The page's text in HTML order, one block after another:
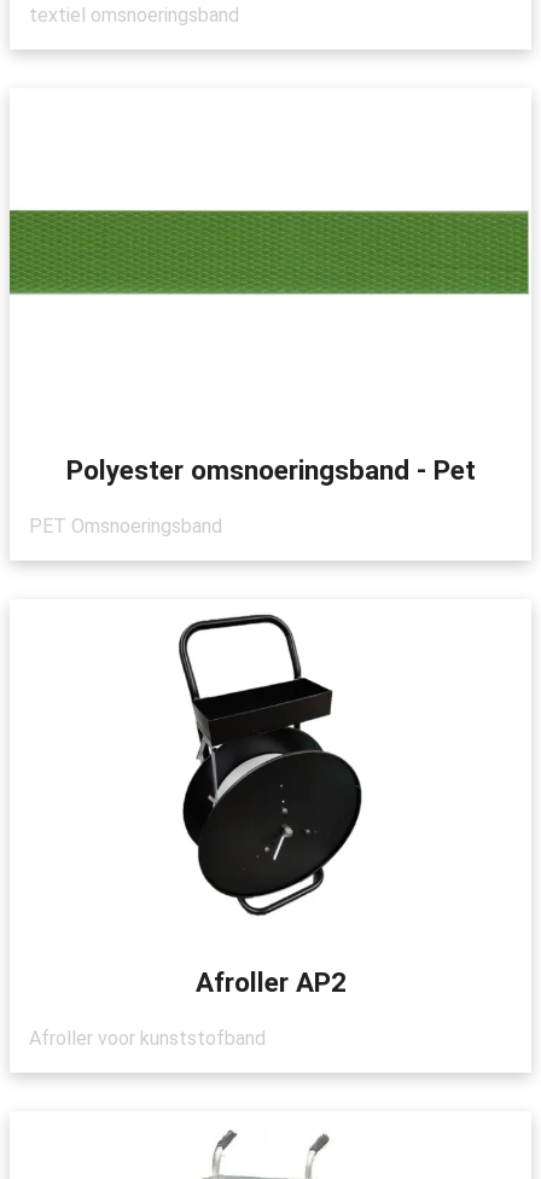
textiel omsnoeringsband
Polyester omsnoeringsband - Pet
PET Omsnoeringsband
Afroller AP2
Afroller voor kunststofband